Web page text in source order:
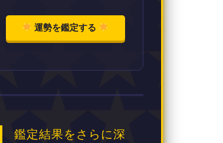
運勢を鑑定する
鑑定結果をさらに深